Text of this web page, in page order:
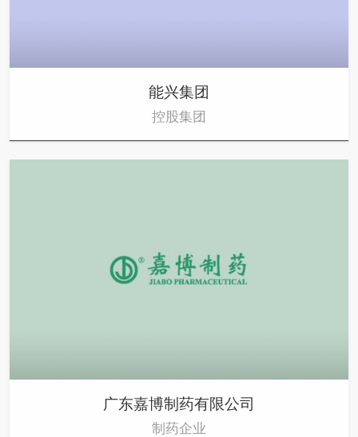
能兴集团
控股集团
广东嘉博制药有限公司
制药企业